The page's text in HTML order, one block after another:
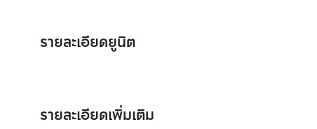
รายละเอียดยูนิต
รายละเอียดเพิ่มเติม